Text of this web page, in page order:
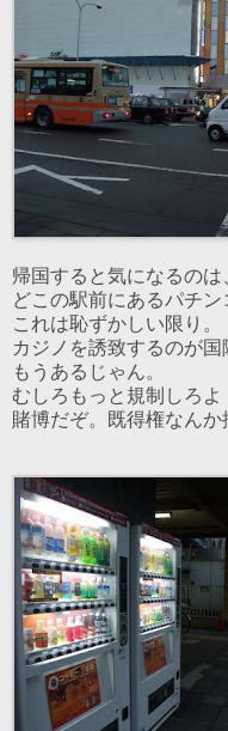
帰国すると気になるのは
どこの駅前にあるパチン
これは恥ずかしい限り。
カジノを誘致するのが国
もうあるじゃん。
むしろもっと規制しろよ
賭博だぞ。既得権なんか